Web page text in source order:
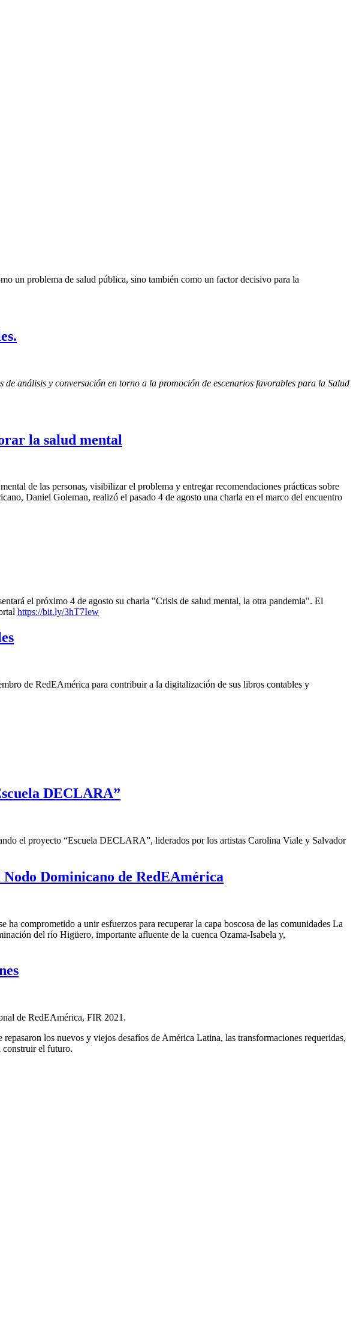
un problema de salud pública, sino también como un factor decisivo para la
análisis y conversación en torno a la promoción de escenarios favorables para la Salud
la salud mental
de las personas, visibilizar el problema y entregar recomendaciones prácticas sobre
Daniel Goleman, realizó el pasado 4 de agosto una charla en el marco del encuentro
el próximo 4 de agosto su charla "Crisis de salud mental, la otra pandemia". El
https://bit.ly/3hT7Iew
de RedEAmérica para contribuir a la digitalización de sus libros contables y
DECLARA”
el proyecto “Escuela DECLARA”, liderados por los artistas Carolina Viale y Salvador
Dominicano de RedEAmérica
ha comprometido a unir esfuerzos para recuperarla capa boscosa de las comunidades La
del río Higüero, importante afluente de la cuenca Ozama-Isabela y,
de RedEAmérica, FIR 2021.
los nuevos y viejos desafíos de América Latina, las transformaciones requeridas,
construir el futuro.